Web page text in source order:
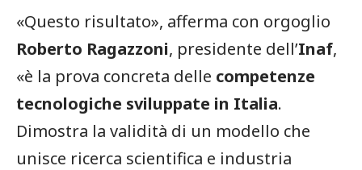
«Questo risultato», afferma con orgoglio
Roberto Ragazzoni, presidente dell’Inaf,
«è la prova concreta delle competenze
tecnologiche sviluppate in Italia.
Dimostra la validità di un modello che
unisce ricerca scientifica e industria